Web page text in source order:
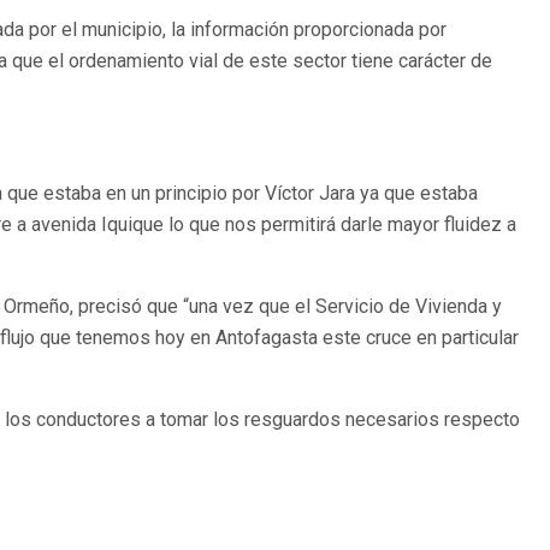
por el municipio, la información proporcionada por
el ordenamiento vial de este sector tiene carácter de
estaba en un principio por Víctor Jara ya que estaba
avenida Iquique lo que nos permitirá darle mayor fluidez a
precisó que “una vez que el Servicio de Vivienda y
que tenemos hoy en Antofagasta este cruce en particular
conductores a tomar los resguardos necesarios respecto